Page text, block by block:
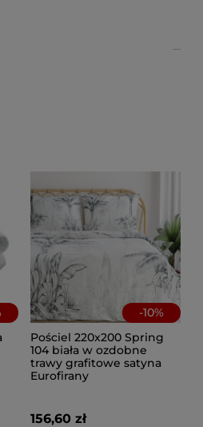
-10%
Pościel 220x200 Spring
104 biała w ozdobne
trawy grafitowe satyna
Eurofirany
156,60 zł